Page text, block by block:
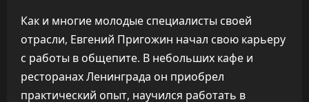
Как и многие молодые специалисты своей
отрасли, Евгений Пригожин начал свою карьеру
с работы в общепите. В небольших кафе и
ресторанах Ленинграда он приобрел
практический опыт, научился работать в